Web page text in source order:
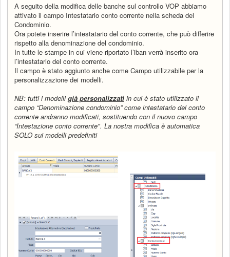
A seguito della modifica delle banche sul controllo VOP abbiamo
attivato il campo Intestatario conto corrente nella scheda del
Condominio.
Ora potete inserire l’intestatario del conto corrente, che può differire
rispetto alla denominazione del condominio.
In tutte le stampe in cui viene riportato l’iban verrà inserito ora
l’intestatario del conto corrente.
Il campo è stato aggiunto anche come Campo utilizzabile per la
personalizzazione dei modelli.
NB: tutti i modelligià personalizzati in cui è stato utilizzato il
campo “Denominazione condominio” come intestatario del conto
corrente andranno modificati, sostituendo con il nuovo campo
“Intestazione conto corrente". La nostra modifica è automatica
SOLO sui modelli predefiniti